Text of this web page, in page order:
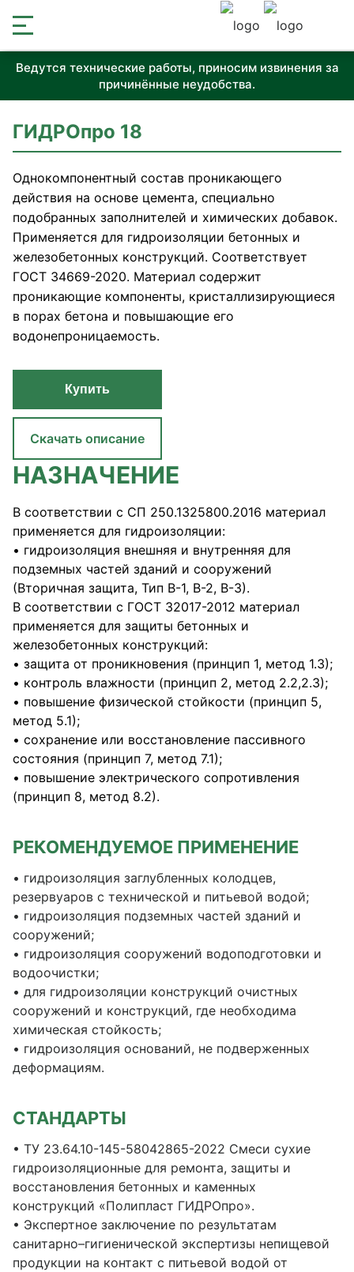
Ведутся технические работы, приносим извинения за
причинённые неудобства.
ГИДРОпро 18
Однокомпонентный состав проникающего
действия на основе цемента, специально
подобранных заполнителей и химических добавок.
Применяется для гидроизоляции бетонных и
железобетонных конструкций. Соответствует
ГОСТ 34669-2020. Материал содержит
проникающие компоненты, кристаллизирующиеся
в порах бетона и повышающие его
водонепроницаемость.
Купить
Скачать описание
НАЗНАЧЕНИЕ
В соответствии с СП 250.1325800.2016 материал
применяется для гидроизоляции:
• гидроизоляция внешняя и внутренняя для
подземных частей зданий и сооружений
(Вторичная защита, Тип В-1, В-2, В-3).
В соответствии с ГОСТ 32017-2012 материал
применяется для защиты бетонных и
железобетонных конструкций:
• защита от проникновения (принцип 1, метод 1.3);
• контроль влажности (принцип 2, метод 2.2,2.3);
• повышение физической стойкости (принцип 5,
метод 5.1);
• сохранение или восстановление пассивного
состояния (принцип 7, метод 7.1);
• повышение электрического сопротивления
(принцип 8, метод 8.2).
РЕКОМЕНДУЕМОЕ ПРИМЕНЕНИЕ
• гидроизоляция заглубленных колодцев,
резервуаров с технической и питьевой водой;
• гидроизоляция подземных частей зданий и
сооружений;
• гидроизоляция сооружений водоподготовки и
водоочистки;
• для гидроизоляции конструкций очистных
сооружений и конструкций, где необходима
химическая стойкость;
• гидроизоляция оснований, не подверженных
деформациям.
СТАНДАРТЫ
• ТУ 23.64.10-145-58042865-2022 Смеси сухие
гидроизоляционные для ремонта, защиты и
восстановления бетонных и каменных
конструкций «Полипласт ГИДРОпро».
• Экспертное заключение по результатам
санитарно–гигиенической экспертизы непищевой
продукции на контакт с питьевой водой от